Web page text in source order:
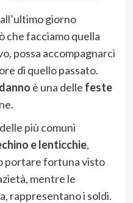
giorno
che facciamo quella
possa accompagnarci
di quello passato.
è una delle feste
più comuni
e lenticchie,
portare fortuna visto
mentre le
rappresentano i soldi.